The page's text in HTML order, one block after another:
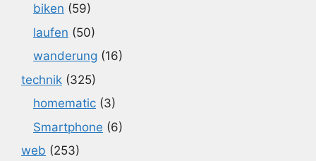
biken (59)
laufen (50)
wanderung (16)
technik (325)
homematic (3)
Smartphone (6)
web (253)